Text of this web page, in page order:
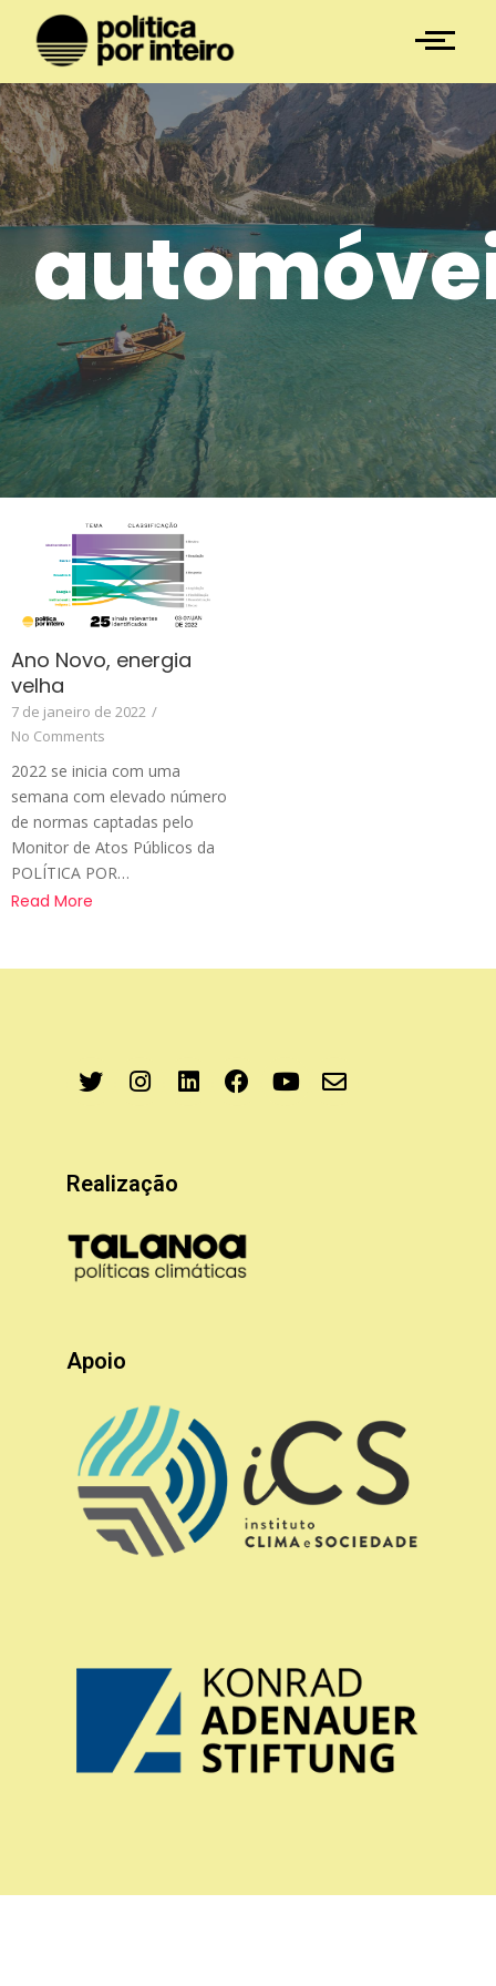
Ano Novo, energia
velha
7 de janeiro de 2022 /
No Comments
2022 se inicia com uma
semana com elevado número
de normas captadas pelo
Monitor de Atos Públicos da
POLÍTICA POR…
Read More
Realização
Apoio